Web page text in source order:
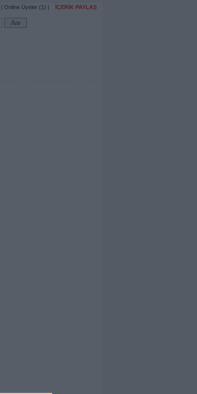
| Online Üyeler (1) | İÇERİK PAYLAŞ